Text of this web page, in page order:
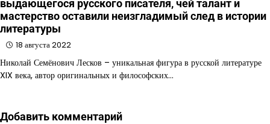
выдающегося русского писателя, чей талант и
мастерство оставили неизгладимый след в истории
литературы
18 августа 2022
Николай Семёнович Лесков – уникальная фигура в русской литературе
XIX века, автор оригинальных и философских…
Добавить комментарий